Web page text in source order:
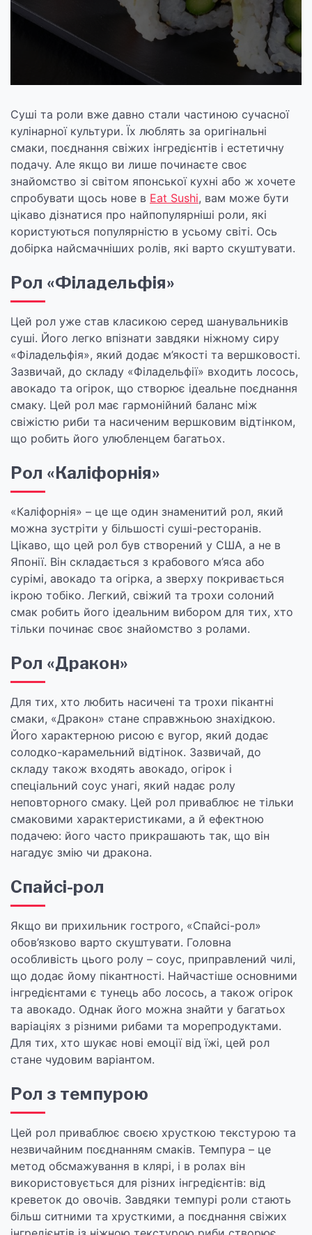
Суші та роли вже давно стали частиною сучасної
кулінарної культури. Їх люблять за оригінальні
смаки, поєднання свіжих інгредієнтів і естетичну
подачу. Але якщо ви лише починаєте своє
знайомство зі світом японської кухні або ж хочете
спробувати щось нове в Eat Sushi, вам може бути
цікаво дізнатися про найпопулярніші роли, які
користуються популярністю в усьому світі. Ось
добірка найсмачніших ролів, які варто скуштувати.
Рол «Філадельфія»
Цей рол уже став класикою серед шанувальників
суші. Його легко впізнати завдяки ніжному сиру
«Філадельфія», який додає м’якості та вершковості.
Зазвичай, до складу «Філадельфії» входить лосось,
авокадо та огірок, що створює ідеальне поєднання
смаку. Цей рол має гармонійний баланс між
свіжістю риби та насиченим вершковим відтінком,
що робить його улюбленцем багатьох.
Рол «Каліфорнія»
«Каліфорнія» – це ще один знаменитий рол, який
можна зустріти у більшості суші-ресторанів.
Цікаво, що цей рол був створений у США, а не в
Японії. Він складається з крабового м’яса або
сурімі, авокадо та огірка, а зверху покривається
ікрою тобіко. Легкий, свіжий та трохи солоний
смак робить його ідеальним вибором для тих, хто
тільки починає своє знайомство з ролами.
Рол «Дракон»
Для тих, хто любить насичені та трохи пікантні
смаки, «Дракон» стане справжньою знахідкою.
Його характерною рисою є вугор, який додає
солодко-карамельний відтінок. Зазвичай, до
складу також входять авокадо, огірок і
спеціальний соус унагі, який надає ролу
неповторного смаку. Цей рол приваблює не тільки
смаковими характеристиками, а й ефектною
подачею: його часто прикрашають так, що він
нагадує змію чи дракона.
Спайсі-рол
Якщо ви прихильник гострого, «Спайсі-рол»
обов’язково варто скуштувати. Головна
особливість цього ролу – соус, приправлений чилі,
що додає йому пікантності. Найчастіше основними
інгредієнтами є тунець або лосось, а також огірок
та авокадо. Однак його можна знайти у багатьох
варіаціях з різними рибами та морепродуктами.
Для тих, хто шукає нові емоції від їжі, цей рол
стане чудовим варіантом.
Рол з темпурою
Цей рол приваблює своєю хрусткою текстурою та
незвичайним поєднанням смаків. Темпура – це
метод обсмажування в клярі, і в ролах він
використовується для різних інгредієнтів: від
креветок до овочів. Завдяки темпурі роли стають
більш ситними та хрусткими, а поєднання свіжих